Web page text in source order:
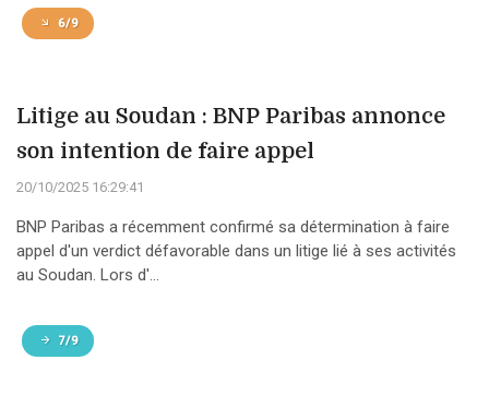
6/9
Litige au Soudan : BNP Paribas annonce
son intention de faire appel
20/10/2025 16:29:41
BNP Paribas a récemment confirmé sa détermination à faire
appel d'un verdict défavorable dans un litige lié à ses activités
au Soudan. Lors d'...
7/9